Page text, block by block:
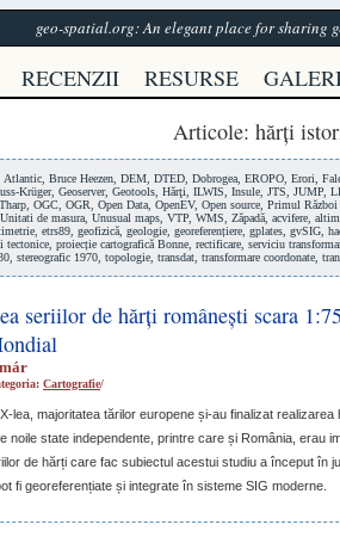
geo-spatial.org: An elegant place for sharing
RECENZII RESURSE
Articole: hărți
Atlantic Bruce Heezen DEM DTED Dobrogea EROPO Erori
Krüger, Geoserver, Geotools Hărţi ILWIS Insule JTS JUMP
OGC OGR Open Data OpenEV, Open source Primul
Unitati de masura Unusual maps VTP WMS Zăpadă acvifere
etrs89 geofizică geologie georeferențiere gplates gvSIG
tectonice proiecție cartografică Bonne rectificare serviciu
stereografic 1970 topologie transdat transformare coordonate
seriilor de hărți românești scara
Cartografie/
-lea, majoritatea tărilor europene și-au finalizat
noile state independente, printre care și România, erau
de hărți care fac subiectul acestui studiu a început în
fi georeferențiate și integrate în sisteme SIG moderne.